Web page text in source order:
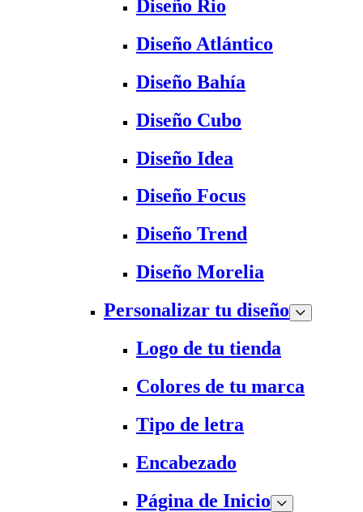
Diseño Rio
Diseño Atlántico
Diseño Bahía
Diseño Cubo
Diseño Idea
Diseño Focus
Diseño Trend
Diseño Morelia
Personalizar tu diseño
Logo de tu tienda
Colores de tu marca
Tipo de letra
Encabezado
Página de Inicio